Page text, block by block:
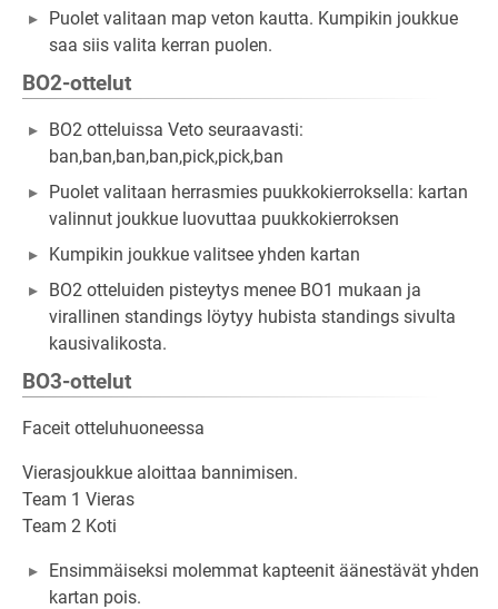
Puolet valitaan map veton kautta. Kumpikin joukkue
saa siis valita kerran puolen.
BO2-ottelut
BO2 otteluissa Veto seuraavasti:
ban,ban,ban,ban,pick,pick,ban
Puolet valitaan herrasmies puukkokierroksella: kartan
valinnut joukkue luovuttaa puukkokierroksen
Kumpikin joukkue valitsee yhden kartan
BO2 otteluiden pisteytys menee BO1 mukaan ja
virallinen standings löytyy hubista standings sivulta
kausivalikosta.
BO3-ottelut
Faceit otteluhuoneessa
Vierasjoukkue aloittaa bannimisen.
Team 1 Vieras
Team 2 Koti
Ensimmäiseksi molemmat kapteenit äänestävät yhden
kartan pois.